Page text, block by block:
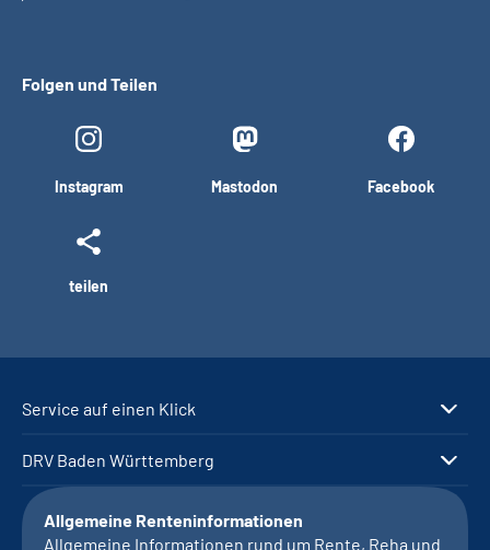
Folgen und Teilen
Instagram Mastodon Facebook
teilen
Service auf einen Klick
DRV Baden Württemberg
Allgemeine Renteninformationen
Allgemeine Informationen rund um Rente, Reha und